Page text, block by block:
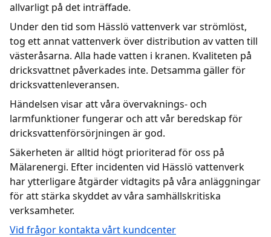
allvarligt på det inträffade.
Under den tid som Hässlö vattenverk var strömlöst,
tog ett annat vattenverk över distribution av vatten till
västeråsarna. Alla hade vatten i kranen. Kvaliteten på
dricksvattnet påverkades inte. Detsamma gäller för
dricksvattenleveransen.
Händelsen visar att våra övervaknings- och
larmfunktioner fungerar och att vår beredskap för
dricksvattenförsörjningen är god.
Säkerheten är alltid högt prioriterad för oss på
Mälarenergi. Efter incidenten vid Hässlö vattenverk
har ytterligare åtgärder vidtagits på våra anläggningar
för att stärka skyddet av våra samhällskritiska
verksamheter.
Vid frågor kontakta vårt kundcenter